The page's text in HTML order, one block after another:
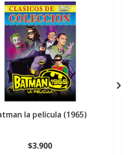
la película (1965)
$3.900